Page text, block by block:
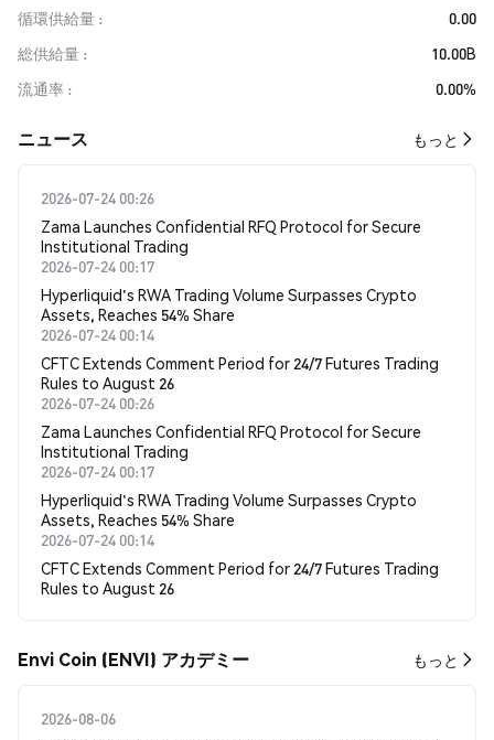
循環供給量
0.00
総供給量
10.00B
流通率
0.00%
​​ニュース​​ もっと
2026-07-24 00:26
Zama Launches Confidential RFQ Protocol for Secure
Institutional Trading
2026-07-24 00:17
Hyperliquid's RWA Trading Volume Surpasses Crypto
Assets, Reaches 54% Share
2026-07-24 00:14
CFTC Extends Comment Period for 24/7 Futures Trading
Rules to August 26
2026-07-24 00:26
Zama Launches Confidential RFQ Protocol for Secure
Institutional Trading
2026-07-24 00:17
Hyperliquid's RWA Trading Volume Surpasses Crypto
Assets, Reaches 54% Share
2026-07-24 00:14
CFTC Extends Comment Period for 24/7 Futures Trading
Rules to August 26
Envi Coin (ENVI) アカデミー もっと
2026-08-06